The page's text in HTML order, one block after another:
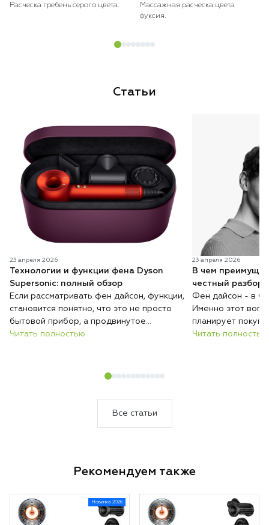
Расческа гребень серого цвета.
Массажная расческа цвета
фуксия.
Статьи
23 апреля 2026
Технологии и функции фена Dyson
Supersonic: полный обзор
Если рассматривать фен дайсон, функции,
становится понятно, что это не просто
бытовой прибор, а продвинутое
устройство для ухода за волосами.
только быстро сушить, но и безопасно
и защите волос. Каждая функция здесь
Читать полностью
23 апреля 2026
В чем
честный разбор
Фен дайсон - в
Именно этот
планирует
понимать: речь
покупкой важно
чтобы решение
Читать полностью
Все статьи
Рекомендуем также
Новинка 2026